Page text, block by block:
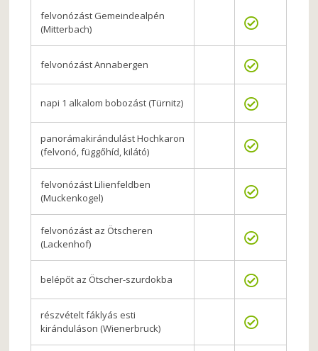
felvonózást Gemeindealpén
(Mitterbach)
felvonózást Annabergen
napi 1 alkalom bobozást (Türnitz)
panorámakirándulást Hochkaron
(felvonó, függőhíd, kilátó)
felvonózást Lilienfeldben
(Muckenkogel)
felvonózást az Ötscheren
(Lackenhof)
belépőt az Ötscher-szurdokba
részvételt fáklyás esti
kiránduláson (Wienerbruck)